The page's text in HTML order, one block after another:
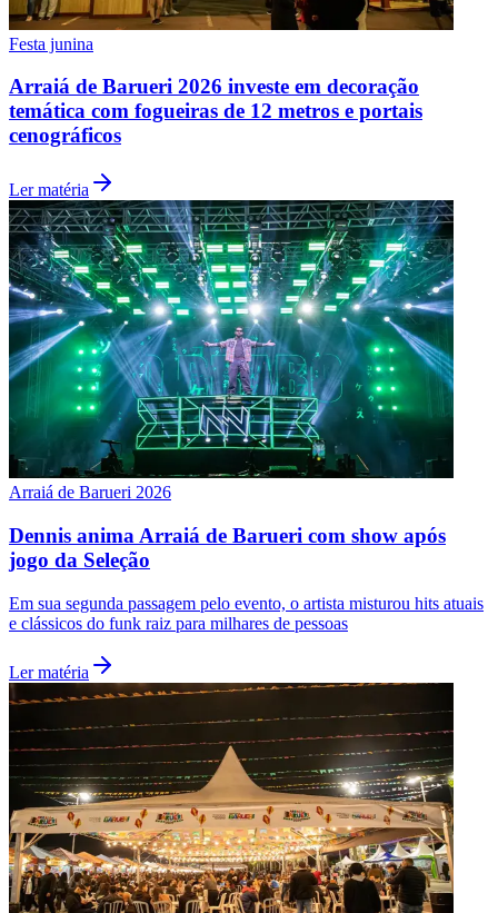
Flamengo
Fluminense
Festa junina
Arraiá de Barueri 2026 investe em decoração
temática com fogueiras de 12 metros e portais
cenográficos
Ler matéria
Arraiá de Barueri 2026
Dennis anima Arraiá de Barueri com show após
jogo da Seleção
Em sua segunda passagem pelo evento, o artista misturou hits atuais
e clássicos do funk raiz para milhares de pessoas
Ler matéria